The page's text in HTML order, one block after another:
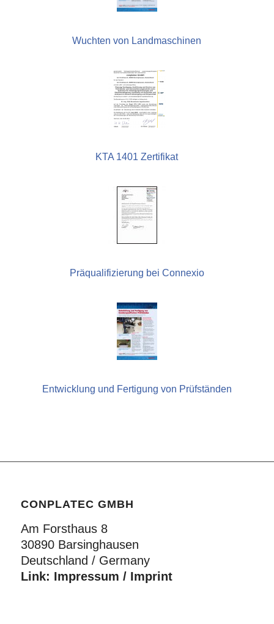
Wuchten von Landmaschinen
KTA 1401 Zertifikat
Präqualifizierung bei Connexio
Entwicklung und Fertigung von Prüfständen
CONPLATEC GMBH
Am Forsthaus 8
30890 Barsinghausen
Deutschland / Germany
Link: Impressum / Imprint